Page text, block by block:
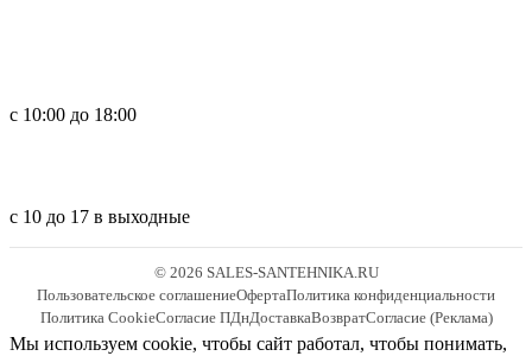
с 10:00 до 18:00
с 10 до 17 в выходные
© 2026 SALES-SANTEHNIKA.RU
Пользовательское соглашениеОфертаПолитика конфиденциальности
Политика CookieСогласие ПДнДоставкаВозвратСогласие (Реклама)
Мы используем cookie, чтобы сайт работал, чтобы понимать,